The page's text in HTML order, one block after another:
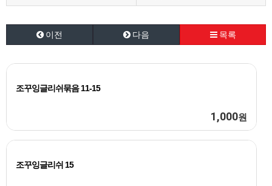
이전 다음 목록
조꾸잉글리쉬묶음 11-15
1,000원
조꾸잉글리쉬 15